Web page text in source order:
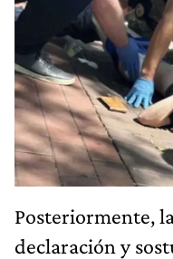
Posteriormente,
declaración y